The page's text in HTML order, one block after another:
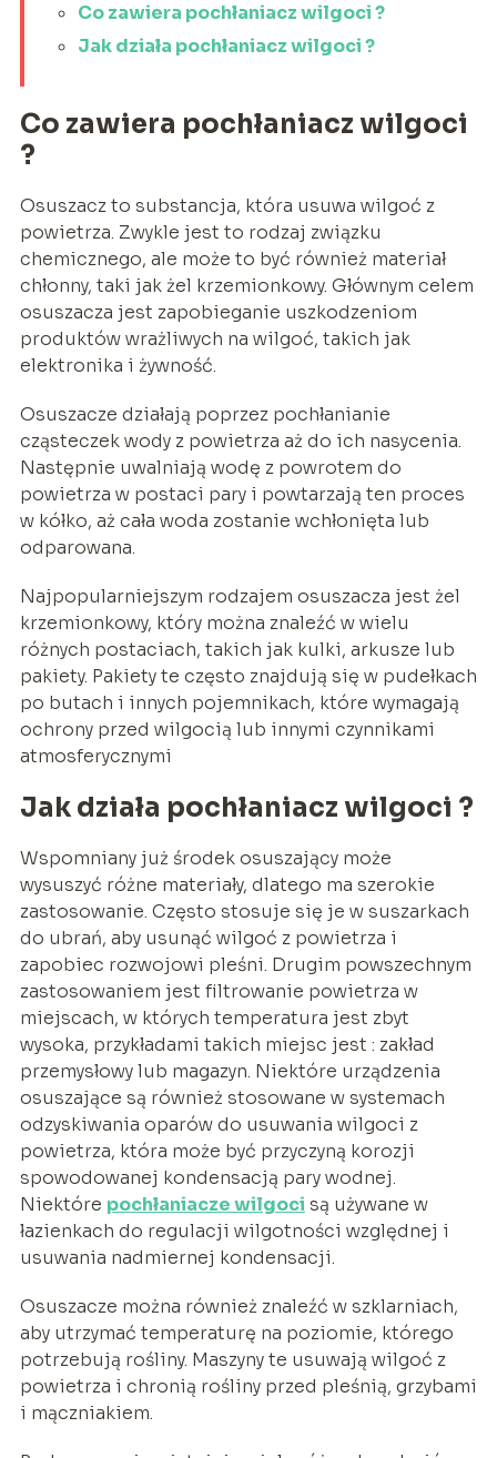
Co zawiera pochłaniacz wilgoci ?
Jak działa pochłaniacz wilgoci ?
Co zawiera pochłaniacz wilgoci
?
Osuszacz to substancja, która usuwa wilgoć z
powietrza. Zwykle jest to rodzaj związku
chemicznego, ale może to być również materiał
chłonny, taki jak żel krzemionkowy. Głównym celem
osuszacza jest zapobieganie uszkodzeniom
produktów wrażliwych na wilgoć, takich jak
elektronika i żywność.
Osuszacze działają poprzez pochłanianie
cząsteczek wody z powietrza aż do ich nasycenia.
Następnie uwalniają wodę z powrotem do
powietrza w postaci pary i powtarzają ten proces
w kółko, aż cała woda zostanie wchłonięta lub
odparowana.
Najpopularniejszym rodzajem osuszacza jest żel
krzemionkowy, który można znaleźć w wielu
różnych postaciach, takich jak kulki, arkusze lub
pakiety. Pakiety te często znajdują się w pudełkach
po butach i innych pojemnikach, które wymagają
ochrony przed wilgocią lub innymi czynnikami
atmosferycznymi
Jak działa pochłaniacz wilgoci ?
Wspomniany już środek osuszający może
wysuszyć różne materiały, dlatego ma szerokie
zastosowanie. Często stosuje się je w suszarkach
do ubrań, aby usunąć wilgoć z powietrza i
zapobiec rozwojowi pleśni. Drugim powszechnym
zastosowaniem jest filtrowanie powietrza w
miejscach, w których temperatura jest zbyt
wysoka, przykładami takich miejsc jest : zakład
przemysłowy lub magazyn. Niektóre urządzenia
osuszające są również stosowane w systemach
odzyskiwania oparów do usuwania wilgoci z
powietrza, która może być przyczyną korozji
spowodowanej kondensacją pary wodnej.
Niektóre pochłaniacze wilgoci są używane w
łazienkach do regulacji wilgotności względnej i
usuwania nadmiernej kondensacji.
Osuszacze można również znaleźć w szklarniach,
aby utrzymać temperaturę na poziomie, którego
potrzebują rośliny. Maszyny te usuwają wilgoć z
powietrza i chronią rośliny przed pleśnią, grzybami
i mączniakiem.